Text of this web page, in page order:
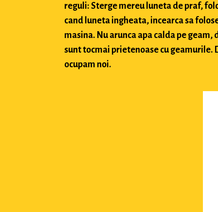
reguli: Sterge mereu luneta de praf,
cand luneta ingheata, incearca sa
masina. Nu arunca apa calda pe
sunt tocmai prietenoase cu geamurile.
ocupam noi.